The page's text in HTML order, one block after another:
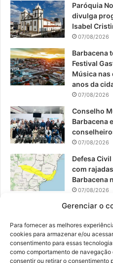
Gerenciar o
Para fornecer as melhores
cookies para armazenar e/ou
consentimento para essas
como comportamento de
consentir ou retirar o consentimento
b
o
k
Paróquia
divulga
Isabel
07/08/2026
Barbacena
Festival
Música nas
anos da
07/08/2026
Conselho
Barbacena
07/08/2026
Defesa
com
Barbacena
07/08/2026
EPCAR tem
06/08/2026